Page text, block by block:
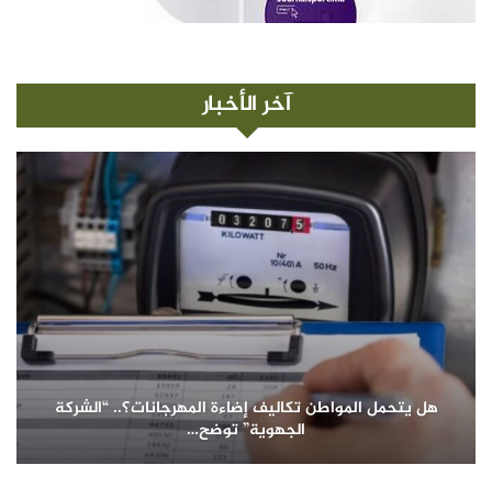
آخر الأخبار
هل يتحمل المواطن تكاليف إضاءة المهرجانات؟.. “الشركة
الجهوية” توضح…